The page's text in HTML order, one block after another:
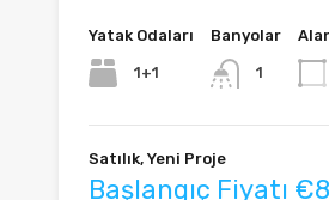
Yatak Odaları
1+1
Banyolar
1
Satılık, Yeni Proje
Başlangıç Fiyatı